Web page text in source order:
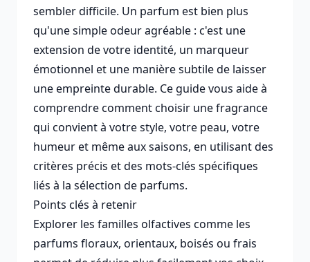
sembler difficile. Un parfum est bien plus
qu'une simple odeur agréable : c'est une
extension de votre identité, un marqueur
émotionnel et une manière subtile de laisser
une empreinte durable. Ce guide vous aide à
comprendre comment choisir une fragrance
qui convient à votre style, votre peau, votre
humeur et même aux saisons, en utilisant des
critères précis et des mots-clés spécifiques
liés à la sélection de parfums.
Points clés à retenir
Explorer les familles olfactives comme les
parfums floraux, orientaux, boisés ou frais